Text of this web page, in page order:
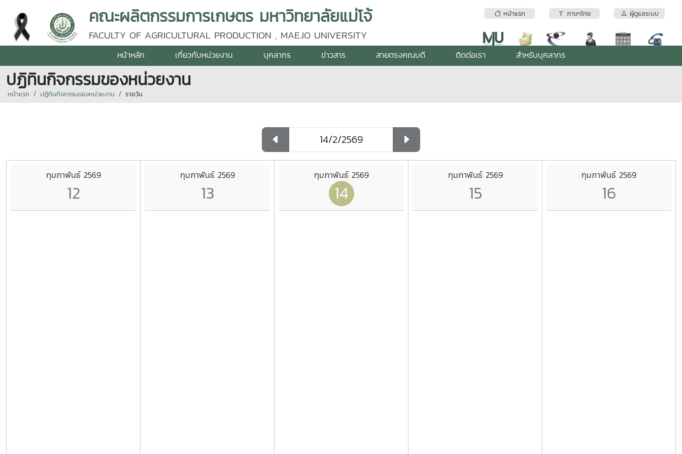
หน้าแรก ภาษาไทย ผู้ดูแลระบบ
คณะผลิตกรรมการเกษตร มหาวิทยาลัยแม่โจ้
FACULTY OF AGRICULTURAL PRODUCTION , MAEJO UNIVERSITY
หน้าหลัก เกี่ยวกับหน่วยงาน บุคลากร ข่าวสาร สายตรงคณบดี ติดต่อเรา สำหรับบุคลากร
ปฏิทินกิจกรรมของหน่วยงาน
หน้าแรก ปฏิทินกิจกรรมของหน่วยงาน รายวัน
กุมภาพันธ์ 2569
12
กุมภาพันธ์ 2569
13
กุมภาพันธ์ 2569
14
กุมภาพันธ์ 2569
15
กุมภาพันธ์ 2569
16